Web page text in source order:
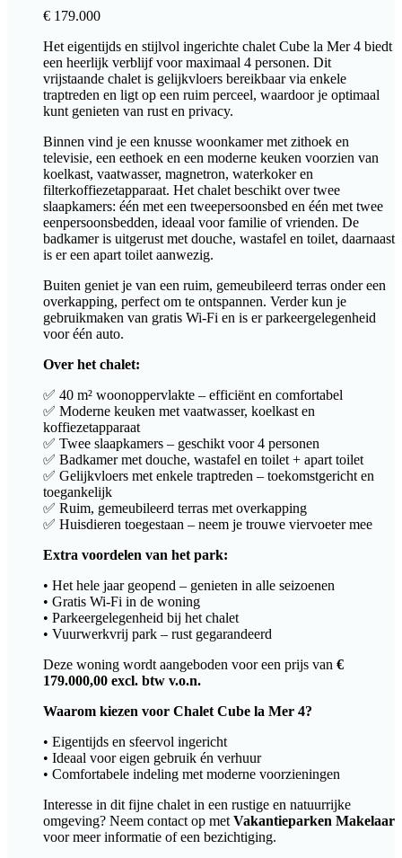
€ 179.000
Het eigentijds en stijlvol ingerichte chalet Cube la Mer 4 biedt
een heerlijk verblijf voor maximaal 4 personen. Dit
vrijstaande chalet is gelijkvloers bereikbaar via enkele
traptreden en ligt op een ruim perceel, waardoor je optimaal
kunt genieten van rust en privacy.
Binnen vind je een knusse woonkamer met zithoek en
televisie, een eethoek en een moderne keuken voorzien van
koelkast, vaatwasser, magnetron, waterkoker en
filterkoffiezetapparaat. Het chalet beschikt over twee
slaapkamers: één met een tweepersoonsbed en één met twee
eenpersoonsbedden, ideaal voor familie of vrienden. De
badkamer is uitgerust met douche, wastafel en toilet, daarnaast
is er een apart toilet aanwezig.
Buiten geniet je van een ruim, gemeubileerd terras onder een
overkapping, perfect om te ontspannen. Verder kun je
gebruikmaken van gratis Wi-Fi en is er parkeergelegenheid
voor één auto.
Over het chalet:
✅ 40 m² woonoppervlakte – efficiënt en comfortabel
✅ Moderne keuken met vaatwasser, koelkast en
koffiezetapparaat
✅ Twee slaapkamers – geschikt voor 4 personen
✅ Badkamer met douche, wastafel en toilet + apart toilet
✅ Gelijkvloers met enkele traptreden – toekomstgericht en
toegankelijk
✅ Ruim, gemeubileerd terras met overkapping
✅ Huisdieren toegestaan – neem je trouwe viervoeter mee
Extra voordelen van het park:
• Het hele jaar geopend – genieten in alle seizoenen
• Gratis Wi-Fi in de woning
• Parkeergelegenheid bij het chalet
• Vuurwerkvrij park – rust gegarandeerd
Deze woning wordt aangeboden voor een prijs van €
179.000,00 excl. btw v.o.n.
Waarom kiezen voor Chalet Cube la Mer 4?
• Eigentijds en sfeervol ingericht
• Ideaal voor eigen gebruik én verhuur
• Comfortabele indeling met moderne voorzieningen
Interesse in dit fijne chalet in een rustige en natuurrijke
omgeving? Neem contact op met Vakantieparken Makelaar
voor meer informatie of een bezichtiging.